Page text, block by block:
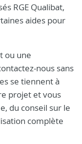
RGE Qualibat,
aides pour
ou une
nous sans
se tiennent à
projet et vous
du conseil sur le
complète